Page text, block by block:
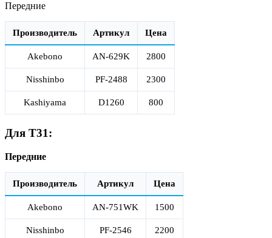
Передние
Производитель Артикул Цена
Akebono AN-629K 2800
Nisshinbo PF-2488 2300
Kashiyama D1260 800
Для Т31:
Передние
Производитель Артикул Цена
Akebono AN-751WK 1500
Nisshinbo PF-2546 2200